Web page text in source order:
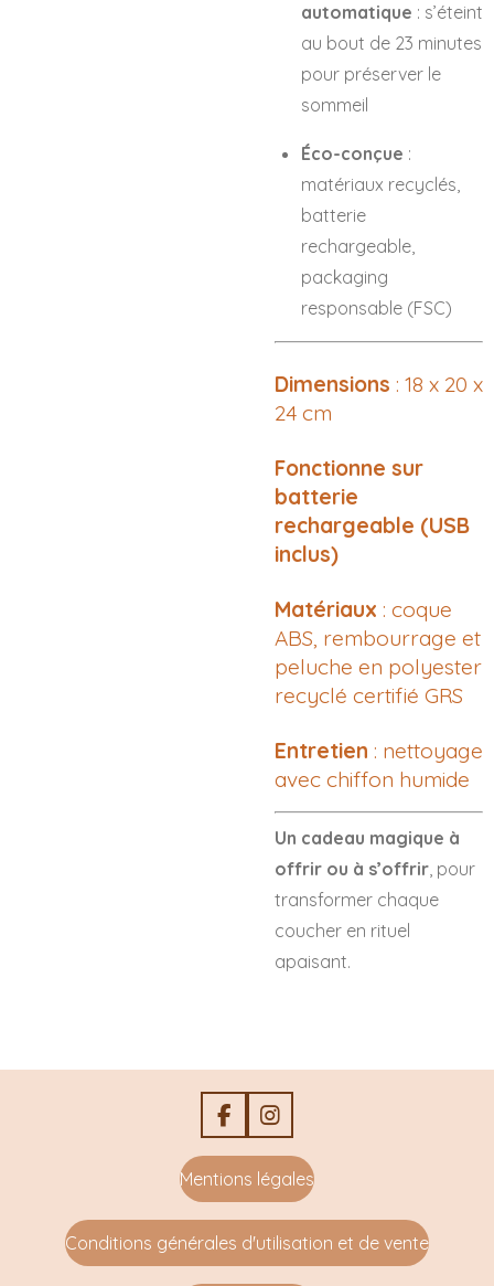
automatique : s’éteint
au bout de 23 minutes
pour préserver le
sommeil
Éco-conçue :
matériaux recyclés,
batterie
rechargeable,
packaging
responsable (FSC)
Dimensions : 18 x 20 x
24 cm
Fonctionne sur
batterie
rechargeable (USB
inclus)
Matériaux : coque
ABS, rembourrage et
peluche en polyester
recyclé certifié GRS
Entretien : nettoyage
avec chiffon humide
Un cadeau magique à
offrir ou à s’offrir, pour
transformer chaque
coucher en rituel
apaisant.
F
a
e
b
o
k
I
n
t
a
r
a
Mentions légales
Conditions générales d'utilisation et de vente